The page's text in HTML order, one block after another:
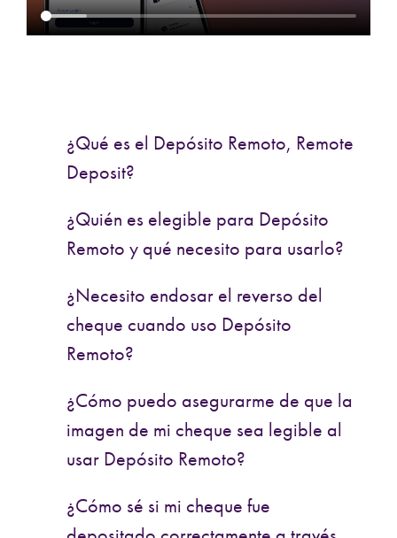
¿Qué es el Depósito Remoto, Remote
Deposit?
¿Quién es elegible para Depósito
Remoto y qué necesito para usarlo?
¿Necesito endosar el reverso del
cheque cuando uso Depósito
Remoto?
¿Cómo puedo asegurarme de que la
imagen de mi cheque sea legible al
usar Depósito Remoto?
¿Cómo sé si mi cheque fue